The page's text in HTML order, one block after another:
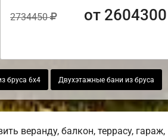
2734450 от 2604300
бруса 6х4 Двухэтажные бани из бруса
веранду, балкон, террасу, гараж,